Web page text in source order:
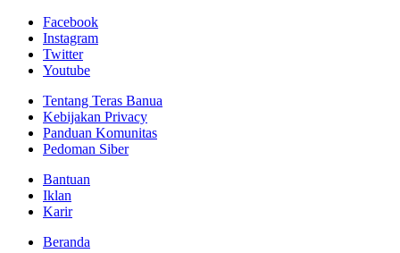
Facebook
Instagram
Twitter
Youtube
Tentang Teras Banua
Kebijakan Privacy
Panduan Komunitas
Pedoman Siber
Bantuan
Iklan
Karir
Beranda